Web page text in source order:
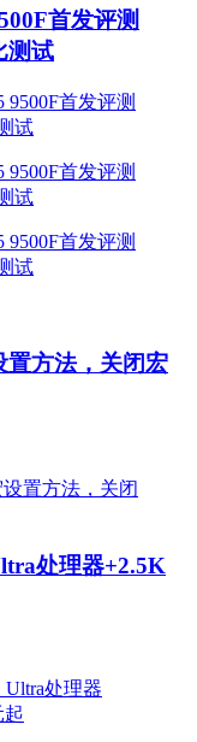
首发评测
测试
置方法，关闭宏
处理器+2.5K